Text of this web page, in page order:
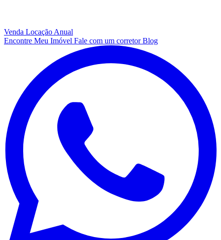
Venda Locação Anual
Encontre Meu Imóvel Fale com um corretorBlog